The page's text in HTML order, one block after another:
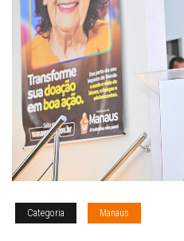
Categoria Manaus